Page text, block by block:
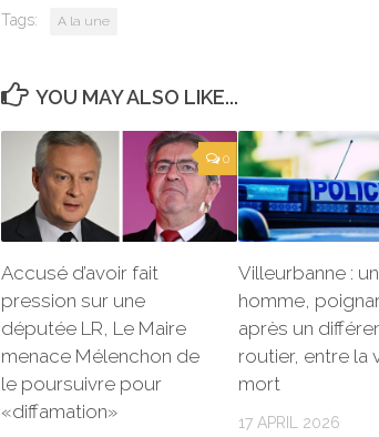
Tags: A la une
YOU MAY ALSO LIKE...
0
Accusé d’avoir fait
pression sur une
députée LR, Le Maire
menace Mélenchon de
le poursuivre pour
«diffamation»
Villeurbanne : un
homme,
après un
routier, entre la
mort
17 APRIL 2026